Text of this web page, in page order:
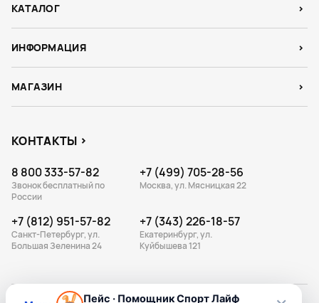
КАТАЛОГ
ИНФОРМАЦИЯ
МАГАЗИН
КОНТАКТЫ
8 800 333-57-82
Звонок бесплатный по
России
+7 (499) 705-28-56
Москва, ул. Мясницкая 22
+7 (812) 951-57-82
Санкт-Петербург, ул.
Большая Зеленина 24
+7 (343) 226-18-57
Екатеринбург, ул.
Куйбышева 121